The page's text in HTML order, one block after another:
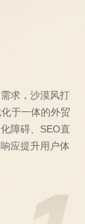
求，沙漠风打
于一体的外贸
障碍、SEO直
应提升用户体